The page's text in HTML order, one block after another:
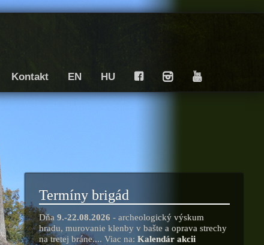
Kontakt EN HU F I Y
Termíny brigád
Dňa9.-22.08.2026 - archeologický výskum
hradu, murovanie klenby v bašte a oprava strechy
na tretej bráne.... Viac na:Kalendár akcii